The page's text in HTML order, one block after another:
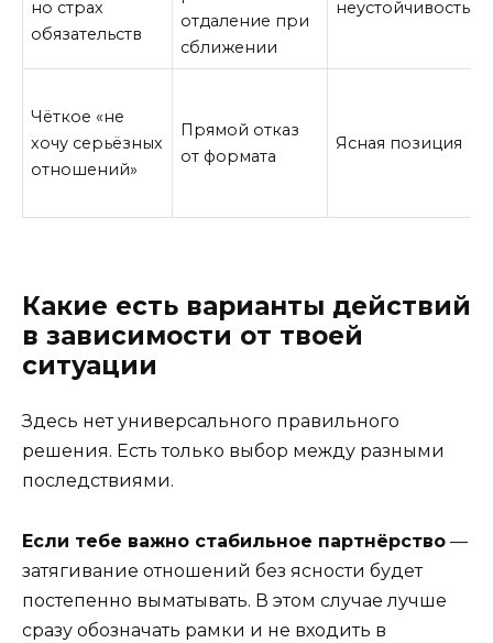
но страх
обязательств
отдаление при
сближении
неустойчивость
Чёткое «не
хочу серьёзных
отношений»
Прямой отказ
от формата
Ясная позиция
Какие есть варианты действий
в зависимости от твоей
ситуации
Здесь нет универсального правильного
решения. Есть только выбор между разными
последствиями.
Если тебе важно стабильное партнёрство —
затягивание отношений без ясности будет
постепенно выматывать. В этом случае лучше
сразу обозначать рамки и не входить в